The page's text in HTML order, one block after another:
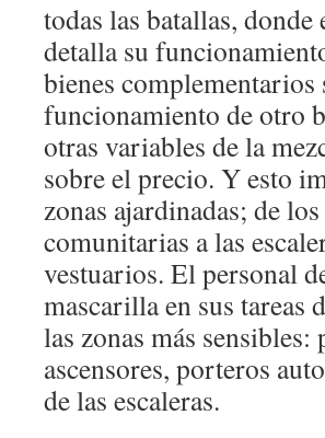
todas las batallas,
detalla su
bienes complementarios
funcionamiento de otro
otras variables de la
sobre el precio. Y esto
zonas ajardinadas; de
comunitarias a las
vestuarios. El personal
mascarilla en sus tareas
las zonas más
ascensores, porteros
de las escaleras.